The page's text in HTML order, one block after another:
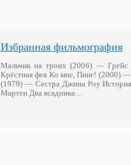
Избранная фильмография
Мальчик на троих (2006) —
Крёстная фея Ко мне, Пинг! (2000)
(1979) — Сестра Джина Роу
Мартен Два всадника…